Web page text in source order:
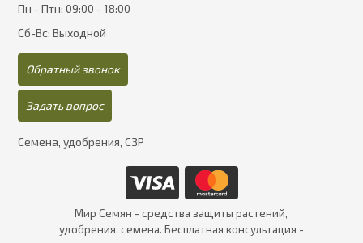
Пн - Птн: 09:00 - 18:00
Сб-Вс: Выходной
Обратный звонок
Задать вопрос
Семена, удобрения, СЗР
Мир Семян - средства защиты растений,
удобрения, семена. Бесплатная консультация -